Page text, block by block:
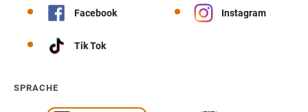
Facebook Instagram
Tik Tok
SPRACHE